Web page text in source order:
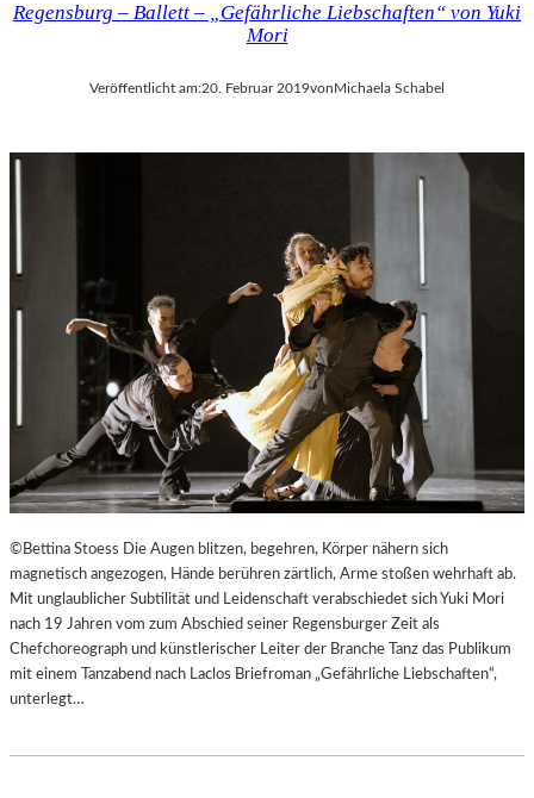
Regensburg – Ballett – „Gefährliche Liebschaften“ von Yuki
Mori
Veröffentlicht am:20. Februar 2019vonMichaela Schabel
©Bettina Stoess Die Augen blitzen, begehren, Körper nähern sich
magnetisch angezogen, Hände berühren zärtlich, Arme stoßen wehrhaft ab.
Mit unglaublicher Subtilität und Leidenschaft verabschiedet sich Yuki Mori
nach 19 Jahren vom zum Abschied seiner Regensburger Zeit als
Chefchoreograph und künstlerischer Leiter der Branche Tanz das Publikum
mit einem Tanzabend nach Laclos Briefroman „Gefährliche Liebschaften“,
unterlegt…